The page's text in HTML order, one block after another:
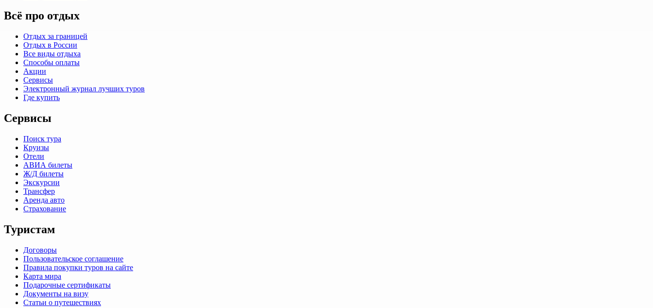
Всё про отдых
Отдых за границей
Отдых в России
Все виды отдыха
Способы оплаты
Акции
Сервисы
Электронный журнал лучших туров
Где купить
Сервисы
Поиск тура
Круизы
Отели
АВИА билеты
Ж/Д билеты
Экскурсии
Трансфер
Аренда авто
Страхование
Туристам
Договоры
Пользовательское соглашение
Правила покупки туров на сайте
Карта мира
Подарочные сертификаты
Документы на визу
Статьи о путешествиях